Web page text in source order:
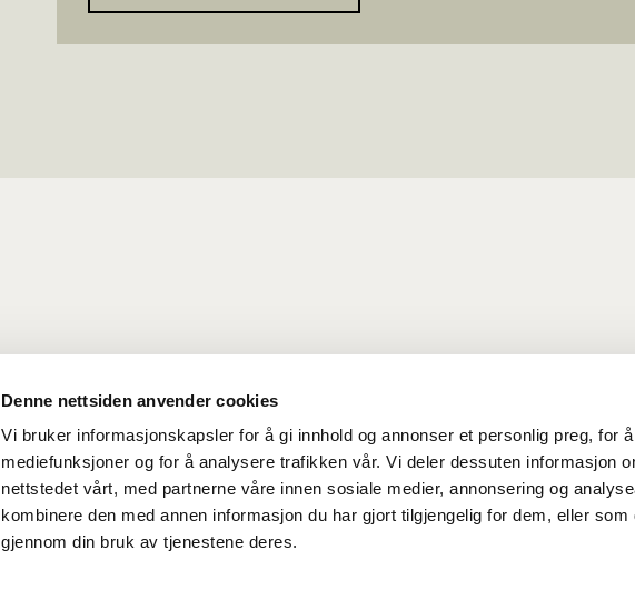
Denne nettsiden anvender cookies
Vi bruker informasjonskapsler for å gi innhold og annonser et personlig preg, for
mediefunksjoner og for å analysere trafikken vår. Vi deler dessuten informasjon
nettstedet vårt, med partnerne våre innen sosiale medier, annonsering og
kombinere den med annen informasjon du har gjort tilgjengelig for dem, eller som
gjennom din bruk av tjenestene deres.
Tilgjengelighetserklæring